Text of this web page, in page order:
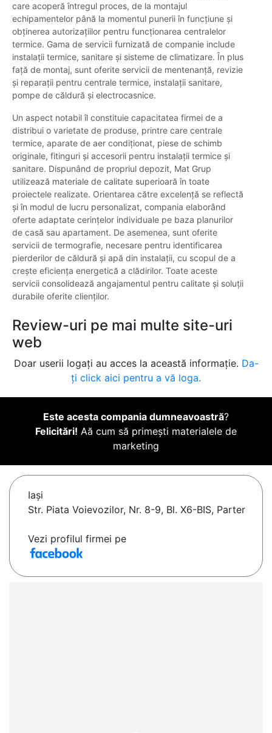
care acoperă întregul proces, de la montajul
echipamentelor până la momentul punerii în funcțiune și
obținerea autorizațiilor pentru funcționarea centralelor
termice. Gama de servicii furnizată de companie include
instalații termice, sanitare și sisteme de climatizare. În plus
față de montaj, sunt oferite servicii de mentenanță, revizie
și reparații pentru centrale termice, instalații sanitare,
pompe de căldură și electrocasnice.
Un aspect notabil îl constituie capacitatea firmei de a
distribui o varietate de produse, printre care centrale
termice, aparate de aer condiționat, piese de schimb
originale, fitinguri și accesorii pentru instalații termice și
sanitare. Dispunând de propriul depozit, Mat Grup
utilizează materiale de calitate superioară în toate
proiectele realizate. Orientarea către excelență se reflectă
și în modul de lucru personalizat, compania elaborând
oferte adaptate cerințelor individuale pe baza planurilor
de casă sau apartament. De asemenea, sunt oferite
servicii de termografie, necesare pentru identificarea
pierderilor de căldură și apă din instalații, cu scopul de a
crește eficiența energetică a clădirilor. Toate aceste
servicii consolidează angajamentul pentru calitate și soluții
durabile oferite clienților.
Review-uri pe mai multe site-uri
web
Doar userii logați au acces la această informație. Da-
ți click aici pentru a vă loga.
Este acesta compania dumneavoastră?
Felicitări! Aă cum să primești materialele de
marketing
Iaşi
Str. Piata Voievozilor, Nr. 8-9, Bl. X6-BIS, Parter
Vezi profilul firmei pe